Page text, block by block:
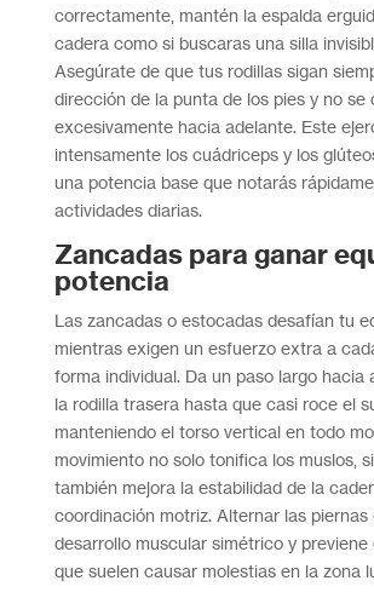
correctamente, mantén la espalda
cadera como si buscaras una silla
Asegúrate de que tus rodillas sigan
dirección de la punta de los pies y no se
excesivamente hacia adelante. Este
intensamente los cuádriceps y los
una potencia base que notarás
actividades diarias.
Zancadas para ganar
potencia
Las zancadas o estocadas desafían tu
mientras exigen un esfuerzo extra a
forma individual. Da un paso largo hacia
la rodilla trasera hasta que casi roce el
manteniendo el torso vertical en todo
movimiento no solo tonifica los muslos,
también mejora la estabilidad de la
coordinación motriz. Alternar las piernas
desarrollo muscular simétrico y previene
que suelen causar molestias en la zona